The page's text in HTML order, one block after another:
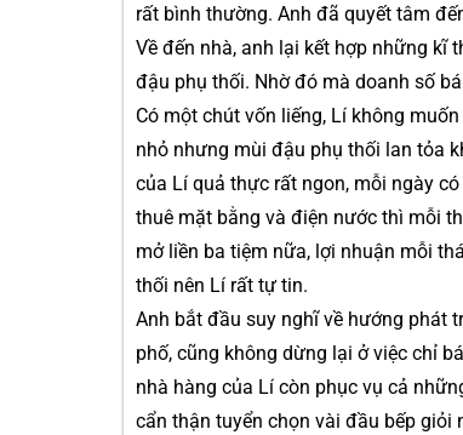
rất bình thường. Anh đã quyết tâm
Về đến nhà, anh lại kết hợp những kĩ
đậu phụ thối. Nhờ đó mà doanh số
Có một chút vốn liếng, Lí không
nhỏ nhưng mùi đậu phụ thối lan tỏa
của Lí quả thực rất ngon, mỗi ngày
thuê mặt bằng và điện nước thì mỗi
mở liền ba tiệm nữa, lợi nhuận mỗi
thối nên Lí rất tự tin.
Anh bắt đầu suy nghĩ về hướng phát
phố, cũng không dừng lại ở việc chỉ
nhà hàng của Lí còn phục vụ cả
cẩn thận tuyển chọn vài đầu bếp giỏi